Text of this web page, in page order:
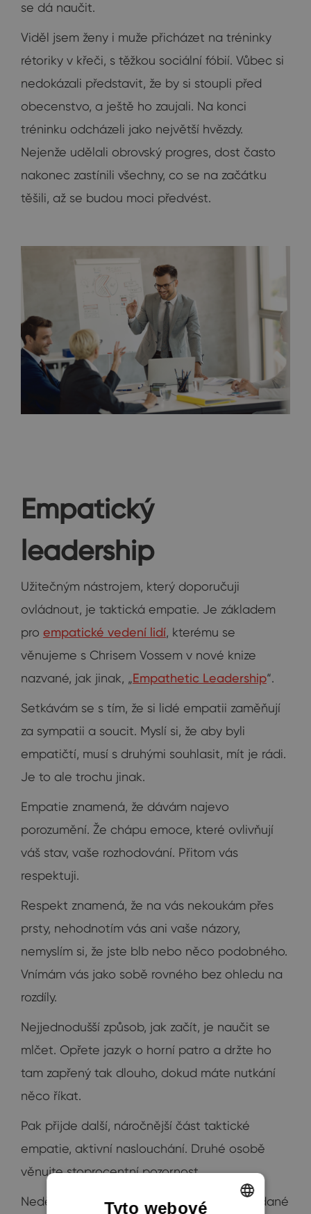
se dá naučit.
Viděl jsem ženy i muže přicházet na tréninky
rétoriky v křeči, s těžkou sociální fóbií. Vůbec si
nedokázali představit, že by si stoupli před
obecenstvo, a ještě ho zaujali. Na konci
tréninku odcházeli jako největší hvězdy.
Nejenže udělali obrovský progres, dost často
nakonec zastínili všechny, co se na začátku
těšili, až se budou moci předvést.
Empatický
leadership
Užitečným nástrojem, který doporučuji
ovládnout, je taktická empatie. Je základem
pro empatické vedení lidí, kterému se
věnujeme s Chrisem Vossem v nové knize
nazvané, jak jinak, „Empathetic Leadership“.
Setkávám se s tím, že si lidé empatii zaměňují
za sympatii a soucit. Myslí si, že aby byli
empatičtí, musí s druhými souhlasit, mít je rádi.
Je to ale trochu jinak.
Empatie znamená, že dávám najevo
porozumění. Že chápu emoce, které ovlivňují
váš stav, vaše rozhodování. Přitom vás
respektuji.
Respekt znamená, že na vás nekoukám přes
prsty, nehodnotím vás ani vaše názory,
nemyslím si, že jste blb nebo něco podobného.
Vnímám vás jako sobě rovného bez ohledu na
rozdíly.
Nejjednodušší způsob, jak začít, je naučit se
mlčet. Opřete jazyk o horní patro a držte ho
tam zapřený tak dlouho, dokud máte nutkání
něco říkat.
Pak přijde další, náročnější část taktické
empatie, aktivní naslouchání. Druhé osobě
věnujte stoprocentní pozornost.
Nedělejte žádné soudy, nedávejte nevyžádané
Tyto webové